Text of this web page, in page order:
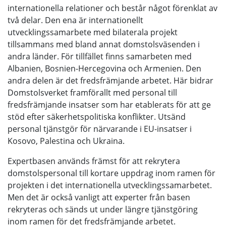
internationella relationer och består något förenklat av
två delar. Den ena är internationellt
utvecklingssamarbete med bilaterala projekt
tillsammans med bland annat domstolsväsenden i
andra länder. För tillfället finns samarbeten med
Albanien, Bosnien-Hercegovina och Armenien. Den
andra delen är det fredsfrämjande arbetet. Här bidrar
Domstolsverket framförallt med personal till
fredsfrämjande insatser som har etablerats för att ge
stöd efter säkerhetspolitiska konflikter. Utsänd
personal tjänstgör för närvarande i EU-insatser i
Kosovo, Palestina och Ukraina.
Expertbasen används främst för att rekrytera
domstolspersonal till kortare uppdrag inom ramen för
projekten i det internationella utvecklingssamarbetet.
Men det är också vanligt att experter från basen
rekryteras och sänds ut under längre tjänstgöring
inom ramen för det fredsfrämjande arbetet.